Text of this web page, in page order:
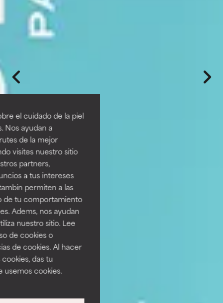
el cuidado de la piel
Nos ayudan a
de la mejor
visites nuestro sitio
partners,
a tus intereses
permiten a las
de tu comportamiento
Adems, nos ayudan
nuestro sitio. Lee
de cookies o
de cookies. Al hacer
das tu
usemos cookies.